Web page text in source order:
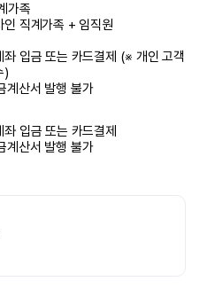
가족
인 직계가족 + 임직원
좌 입금 또는 카드결제 (※ 개인 고객
)
계산서 발행 불가
입금 또는 카드결제
계산서 발행 불가